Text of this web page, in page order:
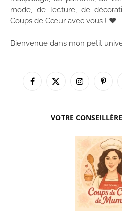
mode, de lecture, de
Coups de Cœur avec vous ! ♥
Bienvenue dans mon petit
Facebook
X
Instagram
VOTRE